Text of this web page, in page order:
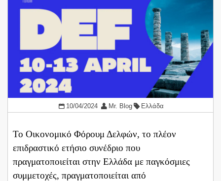
10/04/2024 Mr. Blog Ελλάδα
Το Οικονομικό Φόρουμ Δελφών, το πλέον
επιδραστικό ετήσιο συνέδριο που
πραγματοποιείται στην Ελλάδα με παγκόσμιες
συμμετοχές, πραγματοποιείται από